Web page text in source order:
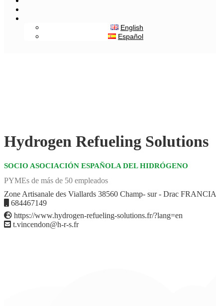
English
Español
Hydrogen Refueling Solutions
SOCIO ASOCIACIÓN ESPAÑOLA DEL HIDRÓGENO
PYMEs de más de 50 empleados
Zone Artisanale des Viallards 38560 Champ- sur - Drac FRANCIA
684467149
https://www.hydrogen-refueling-solutions.fr/?lang=en
t.vincendon@h-r-s.fr